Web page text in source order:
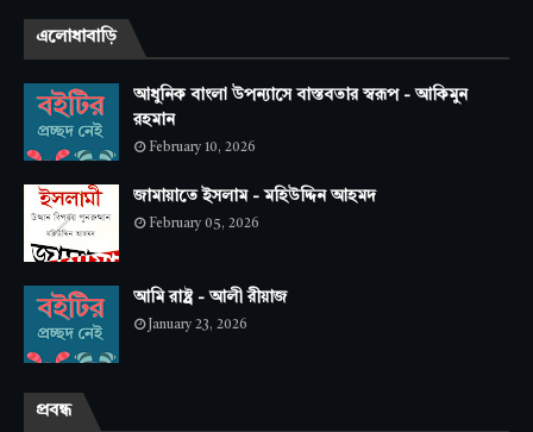
এলোধাবাড়ি
আধুনিক বাংলা উপন্যাসে বাস্তবতার স্বরূপ - আকিমুন
রহমান
February 10, 2026
জামায়াতে ইসলাম - মহিউদ্দিন আহমদ
February 05, 2026
আমি রাষ্ট্র - আলী রীয়াজ
January 23, 2026
প্রবন্ধ